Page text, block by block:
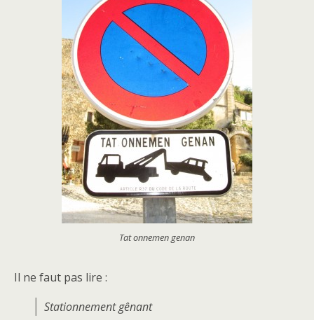
Tat onnemen genan
Il ne faut pas lire :
Stationnement gênant